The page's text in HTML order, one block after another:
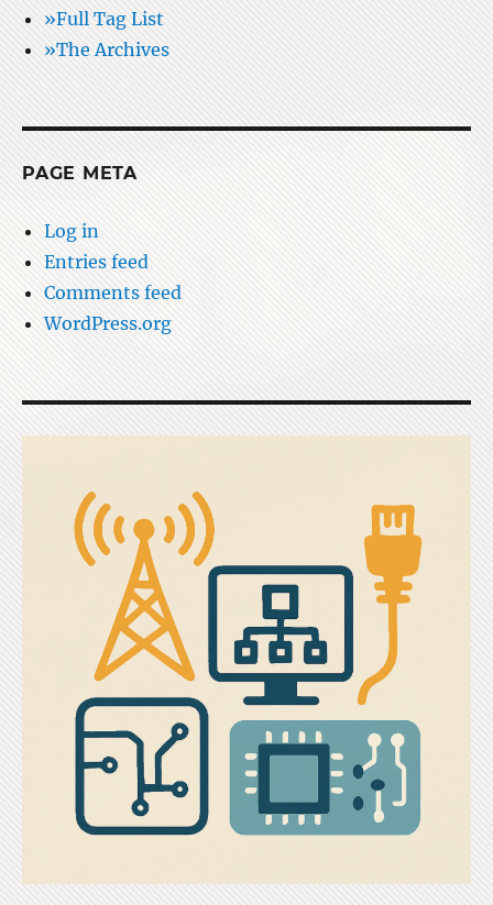
»Full Tag List
»The Archives
PAGE META
Log in
Entries feed
Comments feed
WordPress.org